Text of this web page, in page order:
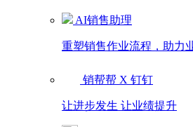
AI销售助理
重塑销售作业流程，助力
销帮帮 X 钉钉
让进步发生 让业绩提升